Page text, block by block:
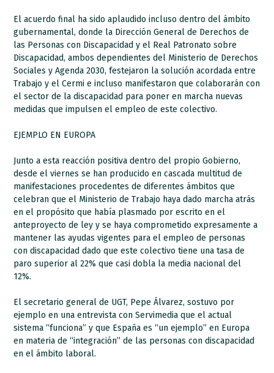
El acuerdo final ha sido aplaudido incluso dentro del ámbito
gubernamental, donde la Dirección General de Derechos de
las Personas con Discapacidad y el Real Patronato sobre
Discapacidad, ambos dependientes del Ministerio de Derechos
Sociales y Agenda 2030, festejaron la solución acordada entre
Trabajo y el Cermi e incluso manifestaron que colaborarán con
el sector de la discapacidad para poner en marcha nuevas
medidas que impulsen el empleo de este colectivo.
EJEMPLO EN EUROPA
Junto a esta reacción positiva dentro del propio Gobierno,
desde el viernes se han producido en cascada multitud de
manifestaciones procedentes de diferentes ámbitos que
celebran que el Ministerio de Trabajo haya dado marcha atrás
en el propósito que había plasmado por escrito en el
anteproyecto de ley y se haya comprometido expresamente a
mantener las ayudas vigentes para el empleo de personas
con discapacidad dado que este colectivo tiene una tasa de
paro superior al 22% que casi dobla la media nacional del
12%.
El secretario general de UGT, Pepe Álvarez, sostuvo por
ejemplo en una entrevista con Servimedia que el actual
sistema “funciona” y que España es “un ejemplo” en Europa
en materia de “integración” de las personas con discapacidad
en el ámbito laboral.